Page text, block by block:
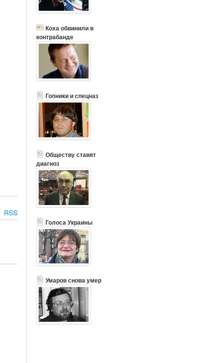
RSS
Коха обвинили в
контрабанде
Гопники и спецназ
Обществу ставят
диагноз
Голоса Украины
Умаров снова умер